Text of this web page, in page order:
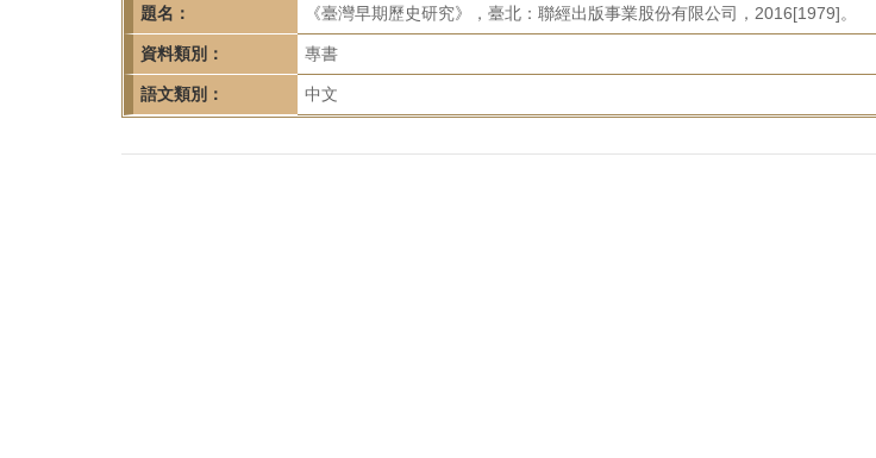
題名： 《臺灣早期歷史研究》，臺北：聯經出版事業股份有限公司，2016[1979]。
資料類別： 專書
語文類別： 中文